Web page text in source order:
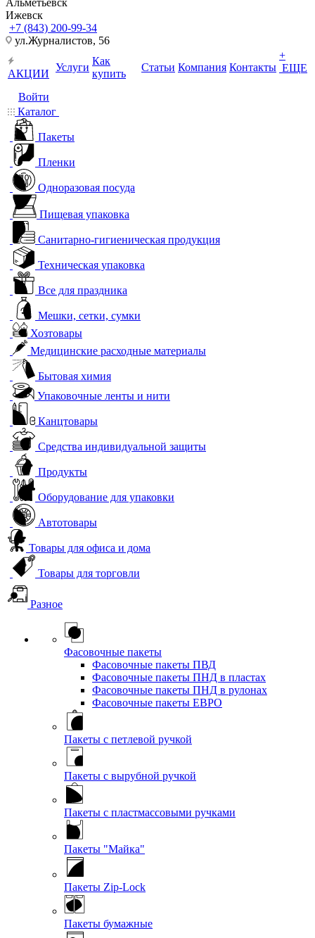
Альметьевск
Ижевск
+7 (843) 200-99-34
ул.Журналистов, 56
АКЦИИ
Услуги
Как
купить
Статьи Компания Контакты
+
ЕЩЕ
Войти
Каталог
Пакеты
Пленки
Одноразовая посуда
Пищевая упаковка
Санитарно-гигиеническая продукция
Техническая упаковка
Все для праздника
Мешки, сетки, сумки
Хозтовары
Медицинские расходные материалы
Бытовая химия
Упаковочные ленты и нити
Канцтовары
Средства индивидуальной защиты
Продукты
Оборудование для упаковки
Автотовары
Товары для офиса и дома
Товары для торговли
Разное
Фасовочные пакеты
Фасовочные пакеты ПВД
Фасовочные пакеты ПНД в пластах
Фасовочные пакеты ПНД в рулонах
Фасовочные пакеты ЕВРО
Пакеты с петлевой ручкой
Пакеты с вырубной ручкой
Пакеты с пластмассовыми ручками
Пакеты "Майка"
Пакеты Zip-Lock
Пакеты бумажные